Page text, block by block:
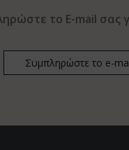
το E-mail σας